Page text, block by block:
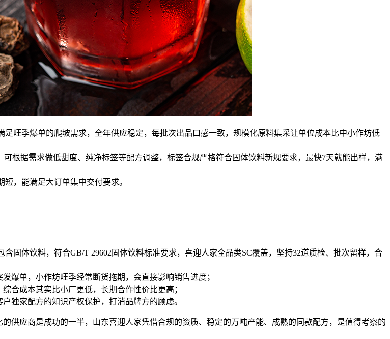
旺季爆单的爬坡需求，全年供应稳定，每批次出品口感一致，规模化原料集采让单位成本比中小作坊低
根据需求做低甜度、纯净标签等配方调整，标签合规严格符合固体饮料新规要求，最快7天就能出样，满
，能满足大订单集中交付要求。
固体饮料，符合GB/T 29602固体饮料标准要求，喜迎人家全品类SC覆盖，坚持32道质检、批次留样，合
爆单，小作坊旺季经常断货拖期，会直接影响销售进度；
合成本其实比小厂更低，长期合作性价比更高；
独家配方的知识产权保护，打消品牌方的顾虑。
供应商是成功的一半，山东喜迎人家凭借合规的资质、稳定的万吨产能、成熟的同款配方，是值得考察的